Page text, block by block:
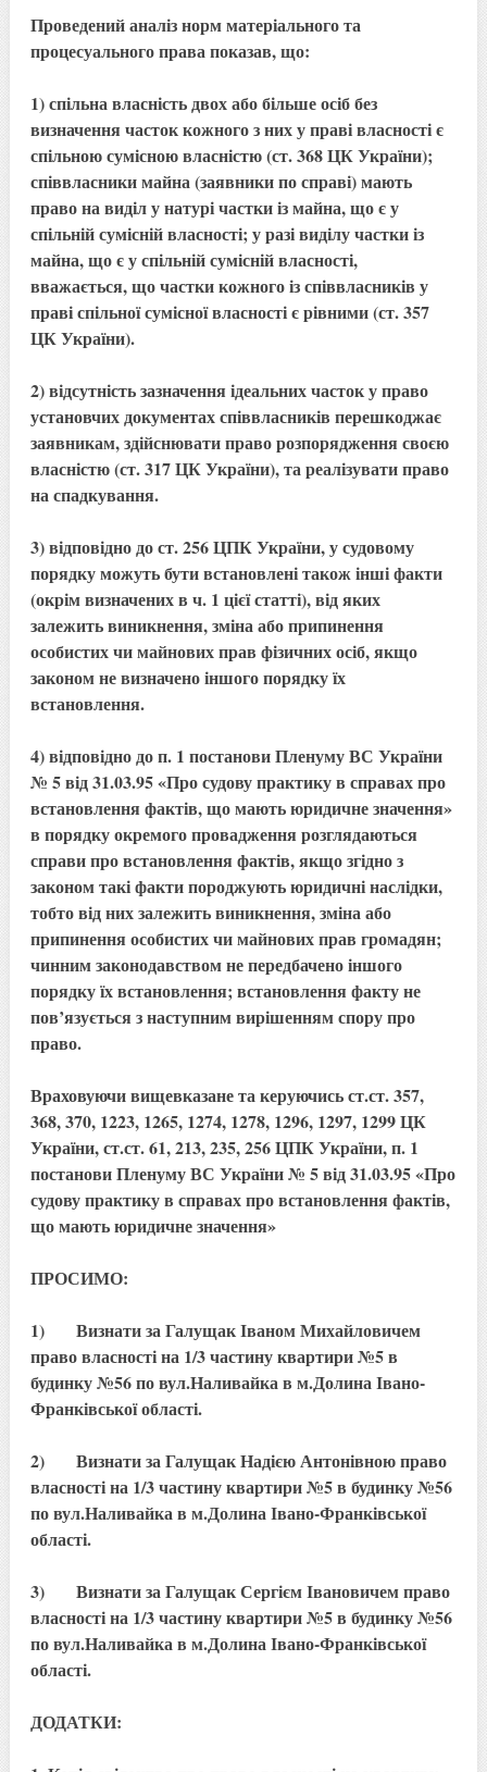
Проведений аналіз норм матеріального та
процесуального права показав, що:
1) спільна власність двох або більше осіб без
визначення часток кожного з них у праві власності є
спільною сумісною власністю (ст. 368 ЦК України);
співвласники майна (заявники по справі) мають
право на виділ у натурі частки із майна, що є у
спільній сумісній власності; у разі виділу частки із
майна, що є у спільній сумісній власності,
вважається, що частки кожного із співвласників у
праві спільної сумісної власності є рівними (ст. 357
ЦК України).
2) відсутність зазначення ідеальних часток у право
установчих документах співвласників перешкоджає
заявникам, здійснювати право розпорядження своєю
власністю (ст. 317 ЦК України), та реалізувати право
на спадкування.
3) відповідно до ст. 256 ЦПК України, у судовому
порядку можуть бути встановлені також інші факти
(окрім визначених в ч. 1 цієї статті), від яких
залежить виникнення, зміна або припинення
особистих чи майнових прав фізичних осіб, якщо
законом не визначено іншого порядку їх
встановлення.
4) відповідно до п. 1 постанови Пленуму ВС України
№ 5 від 31.03.95 «Про судову практику в справах про
встановлення фактів, що мають юридичне значення»
в порядку окремого провадження розглядаються
справи про встановлення фактів, якщо згідно з
законом такі факти породжують юридичні наслідки,
тобто від них залежить виникнення, зміна або
припинення особистих чи майнових прав громадян;
чинним законодавством не передбачено іншого
порядку їх встановлення; встановлення факту не
пов’язується з наступним вирішенням спору про
право.
Враховуючи вищевказане та керуючись ст.ст. 357,
368, 370, 1223, 1265, 1274, 1278, 1296, 1297, 1299 ЦК
України, ст.ст. 61, 213, 235, 256 ЦПК України, п. 1
постанови Пленуму ВС України № 5 від 31.03.95 «Про
судову практику в справах про встановлення фактів,
що мають юридичне значення»
ПРОСИМО:
1) Визнати за Галущак Іваном Михайловичем
право власності на 1/3 частину квартири №5 в
будинку №56 по вул.Наливайка в м.Долина Івано-
Франківської області.
2) Визнати за Галущак Надією Антонівною право
власності на 1/3 частину квартири №5 в будинку №56
по вул.Наливайка в м.Долина Івано-Франківської
області.
3) Визнати за Галущак Сергієм Івановичем право
власності на 1/3 частину квартири №5 в будинку №56
по вул.Наливайка в м.Долина Івано-Франківської
області.
ДОДАТКИ: